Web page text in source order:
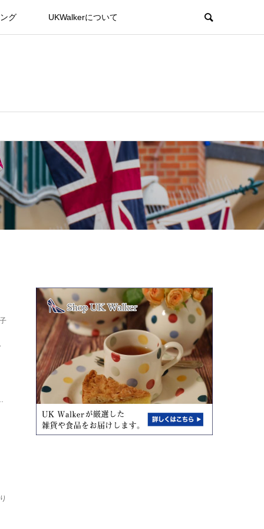
グ UKWalkerについて